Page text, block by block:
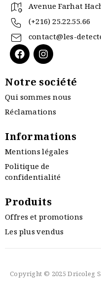
Avenue Farhat
(+216) 25.22.55.66
contact@les-
Notre société
Qui sommes nous
Réclamations
Informations
Mentions légales
Politique de
confidentialité
Produits
Offres et promotions
Les plus vendus
Copyright © 2025 Dricoleg